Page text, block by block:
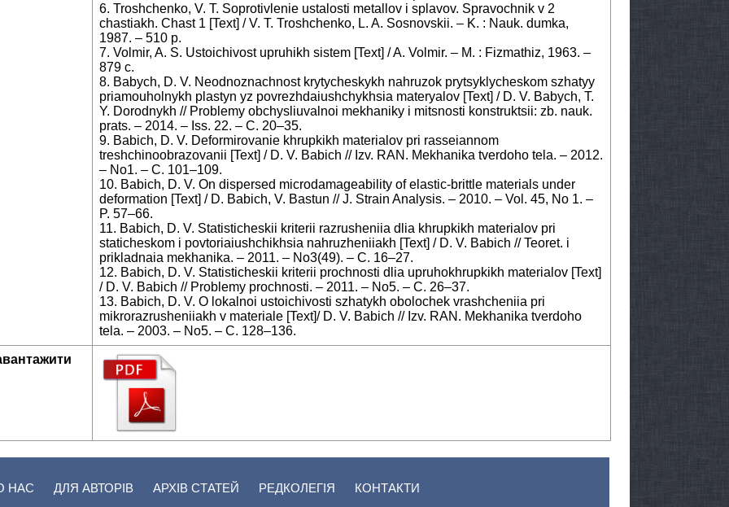
6. Troshchenko, V. T. Soprotivlenie ustalosti metallov i splavov. Spravochnik v 2
chastiakh. Chast 1 [Text] / V. T. Troshchenko, L. A. Sosnovskii. – K. : Nauk. dumka,
1987. – 510 p.
7. Volmir, A. S. Ustoichivost upruhikh sistem [Text] / A. Volmir. – M. : Fizmathiz, 1963. –
879 c.
8. Babych, D. V. Neodnoznachnost krytycheskykh nahruzok prytsyklycheskom szhatyy
priamouholnykh plastyn yz povrezhdaiushchykhsia materyalov [Text] / D. V. Babych, T.
Y. Dorodnykh // Problemy obchysliuvalnoi mekhaniky i mitsnosti konstruktsii: zb. nauk.
prats. – 2014. – Iss. 22. – C. 20–35.
9. Babich, D. V. Deformirovanie khrupkikh materialov pri rasseiannom
treshchinoobrazovanii [Text] / D. V. Babich // Izv. RAN. Mekhanika tverdoho tela. – 2012.
– No1. – C. 101–109.
10. Babich, D. V. On dispersed microdamageability of elastic-brittle materials under
deformation [Text] / D. Babich, V. Bastun // J. Strain Analysis. – 2010. – Vol. 45, No 1. –
P. 57–66.
11. Babich, D. V. Statisticheskii kriterii razrusheniia dlia khrupkikh materialov pri
staticheskom i povtoriaiushchikhsia nahruzheniiakh [Text] / D. V. Babich // Teoret. i
prikladnaia mekhanika. – 2011. – No3(49). – C. 16–27.
12. Babich, D. V. Statisticheskii kriterii prochnosti dlia upruhokhrupkikh materialov [Text]
/ D. V. Babich // Problemy prochnosti. – 2011. – No5. – C. 26–37.
13. Babich, D. V. O lokalnoi ustoichivosti szhatykh obolochek vrashcheniia pri
mikrorazrusheniiakh v materiale [Text]/ D. V. Babich // Izv. RAN. Mekhanika tverdoho
tela. – 2003. – No5. – C. 128–136.
НАС ДЛЯ АВТОРІВ АРХІВ СТАТЕЙ РЕДКОЛЕГІЯ КОНТАКТИ